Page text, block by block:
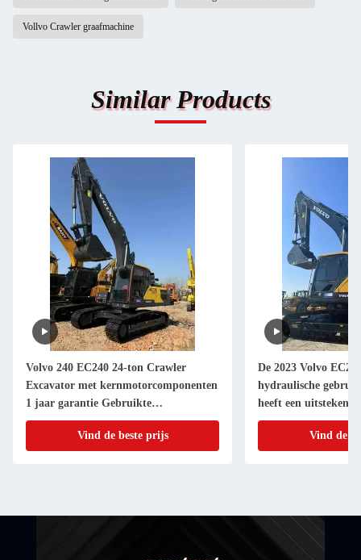
Vollvo Crawler graafmachine
Similar Products
Volvo 240 EC240 24-ton Crawler
Excavator met kernmotorcomponenten
1 jaar garantie Gebruikte
grondverwerkende apparatuur
Vind de beste prijs
De 2023 Volvo
hydraulische
heeft een
Complete inventaris
Vind de